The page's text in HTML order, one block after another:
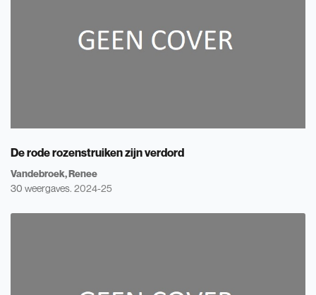
De rode rozenstruiken zijn verdord
Vandebroek, Renee
30 weergaves. 2024-25